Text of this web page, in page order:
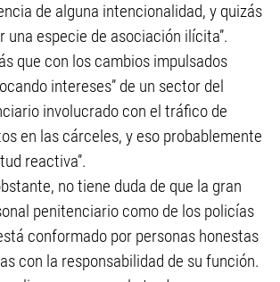
de alguna intencionalidad, y quizás
una especie de asociación ilícita”.
que con los cambios impulsados
intereses” de un sector del
involucrado con el tráfico de
en las cárceles, y eso probablemente
reactiva”.
no tiene duda de que la gran
penitenciario como de los policías
conformado por personas honestas
con la responsabilidad de su función.